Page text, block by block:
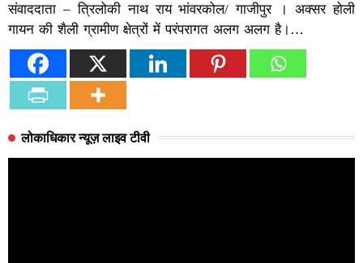
संवाददाता – त्रिलोकी नाथ राय भांवरकोल/ गाजीपुर । अक्सर होली
गायन की शैली ग्रामीण क्षेत्रों में परंपरागत अलग अलग है।…
लोकाधिकार न्यूज़ लाइव टीवी